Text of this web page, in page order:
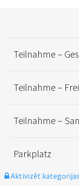
Teilnahme –
Teilnahme –
Teilnahme –
Parkplatz
Aktivizēt kategorijas